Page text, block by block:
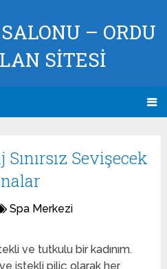
– ORDU
SİTESİ
Sevişecek
Spa Merkezi
ve tutkulu bir kadınım.
istekli piliç olarak her